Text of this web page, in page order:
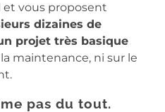
vous proposent
dizaines de
projet très basique
maintenance, ni sur le
pas du tout.